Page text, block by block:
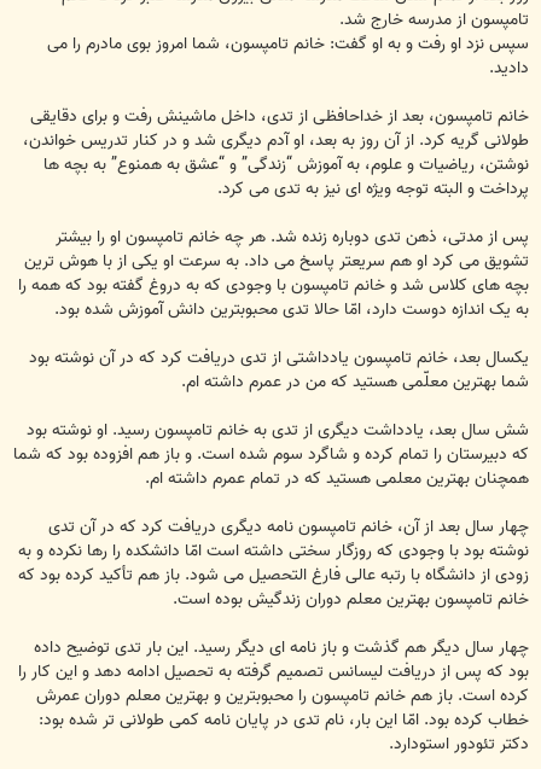
تامپسون از مدرسه خارج شد.
سپس نزد او رفت و به او گفت: خانم تامپسون، شما امروز بوى مادرم را می
دادید.
خانم تامپسون، بعد از خداحافظى از تدى، داخل ماشینش رفت و براى دقایقى
طولانى گریه کرد. از آن روز به بعد، او آدم دیگرى شد و در کنار تدریس خواندن،
نوشتن، ریاضیات و علوم، به آموزش “زندگی” و “عشق به همنوع” به بچه ها
پرداخت و البته توجه ویژه اى نیز به تدى می کرد.
پس از مدتى، ذهن تدى دوباره زنده شد. هر چه خانم تامپسون او را بیشتر
تشویق می کرد او هم سریعتر پاسخ می داد. به سرعت او یکى از با هوش ترین
بچه هاى کلاس شد و خانم تامپسون با وجودى که به دروغ گفته بود که همه را
به یک اندازه دوست دارد، امّا حالا تدى محبوبترین دانش آموزش شده بود.
یکسال بعد، خانم تامپسون یادداشتى از تدى دریافت کرد که در آن نوشته بود
شما بهترین معلّمى هستید که من در عمرم داشته ام.
شش سال بعد، یادداشت دیگرى از تدى به خانم تامپسون رسید. او نوشته بود
که دبیرستان را تمام کرده و شاگرد سوم شده است. و باز هم افزوده بود که شما
همچنان بهترین معلمى هستید که در تمام عمرم داشته ام.
چهار سال بعد از آن، خانم تامپسون نامه دیگرى دریافت کرد که در آن تدى
نوشته بود با وجودى که روزگار سختى داشته است امّا دانشکده را رها نکرده و به
زودى از دانشگاه با رتبه عالى فارغ التحصیل می شود. باز هم تأکید کرده بود که
خانم تامپسون بهترین معلم دوران زندگیش بوده است.
چهار سال دیگر هم گذشت و باز نامه اى دیگر رسید. این بار تدى توضیح داده
بود که پس از دریافت لیسانس تصمیم گرفته به تحصیل ادامه دهد و این کار را
کرده است. باز هم خانم تامپسون را محبوبترین و بهترین معلم دوران عمرش
خطاب کرده بود. امّا این بار، نام تدى در پایان نامه کمى طولانی تر شده بود:
دکتر تئودور استودارد.